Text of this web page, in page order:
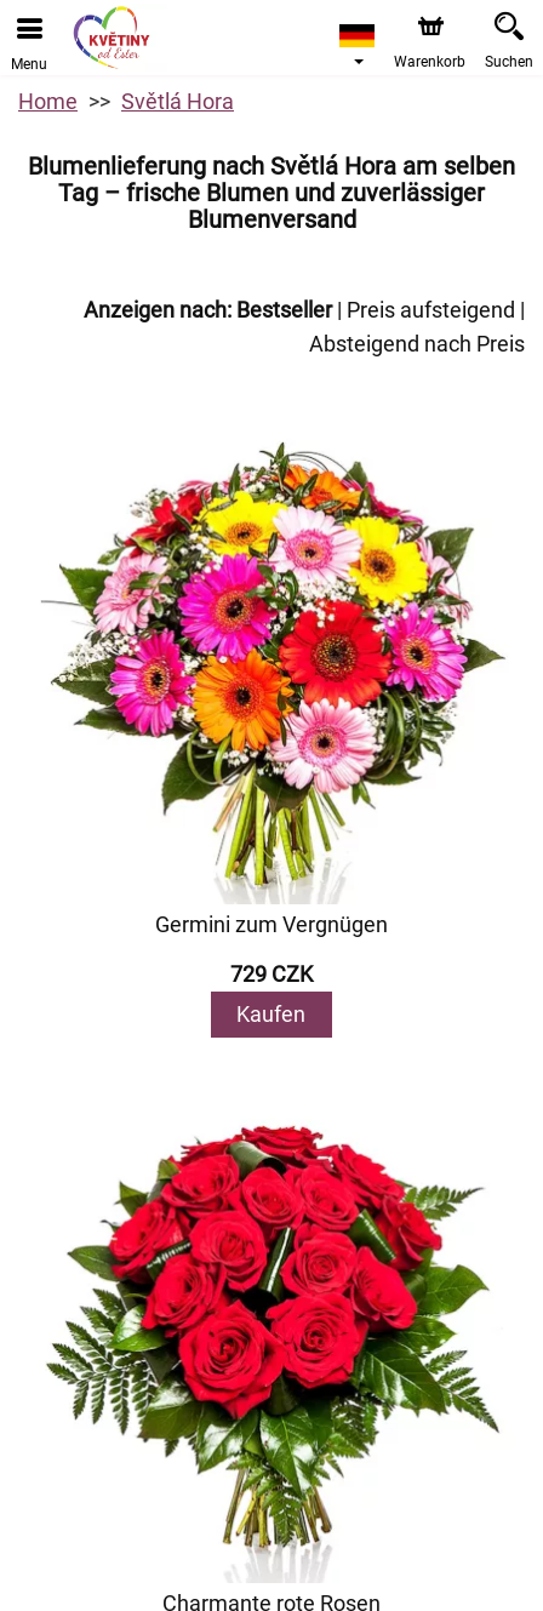
Menu Warenkorb Suchen
Home Světlá Hora
Blumenlieferung nach Světlá Hora am selben
Tag – frische Blumen und zuverlässiger
Blumenversand
Anzeigen nach: Bestseller| Preis aufsteigend |
Absteigend nach Preis
Germini zum Vergnügen
729 CZK
Kaufen
Charmante rote Rosen